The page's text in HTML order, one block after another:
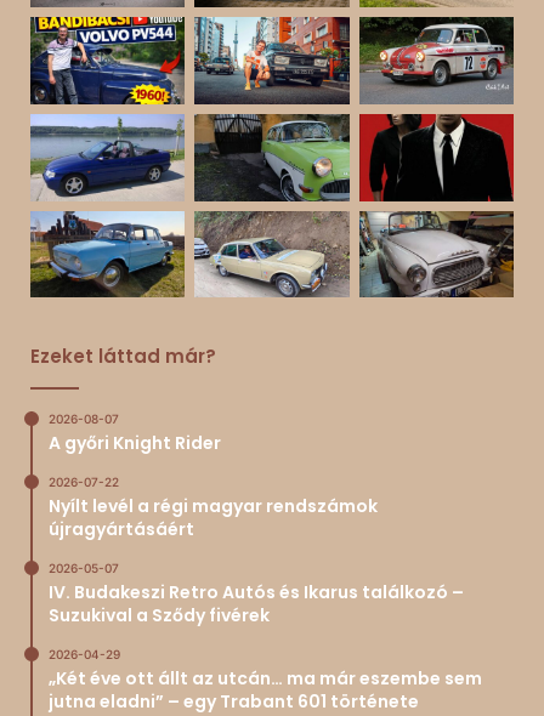
Ezeket láttad már?
2026-08-07
A győri Knight Rider
2026-07-22
Nyílt levél a régi magyar rendszámok
újragyártásáért
2026-05-07
IV. Budakeszi Retro Autós és Ikarus találkozó –
Suzukival a Sződy fivérek
2026-04-29
„Két éve ott állt az utcán… ma már eszembe sem
jutna eladni” – egy Trabant 601 története